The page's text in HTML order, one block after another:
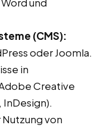
(CMS):
oder Joomla.
in
Creative
von